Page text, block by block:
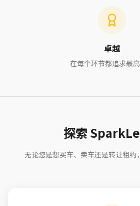
卓越
在每个环节都追求最
探索
无论您是想买车、卖车还是转让租约